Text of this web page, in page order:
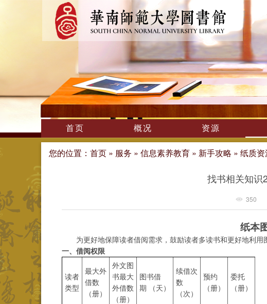
首页 概况 资源
您的位置： 首页 » 服务 » 信息素养教育 » 新手攻略 » 纸质资
找书相关知识
350
纸本
为更好地保障读者借阅需求，鼓励读者多读书和更好地利
一、借阅权限
读者
类型
最大外
借数
（册）
外文图
书最大
外借数
（册）
图书借
期
（天）
续借次
数
（次）
预约
（册）
委托
（册）